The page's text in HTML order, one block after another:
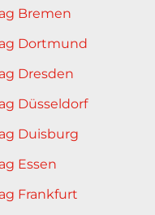
Bremen
Dortmund
Dresden
Düsseldorf
Duisburg
Essen
Frankfurt